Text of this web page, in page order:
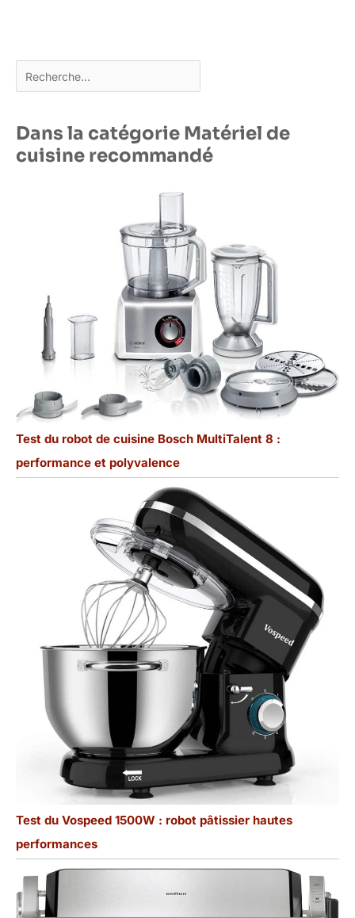
Rechercher
Dans la catégorie Matériel de
cuisine recommandé
Test du robot de cuisine Bosch MultiTalent 8 :
performance et polyvalence
Test du Vospeed 1500W : robot pâtissier hautes
performances